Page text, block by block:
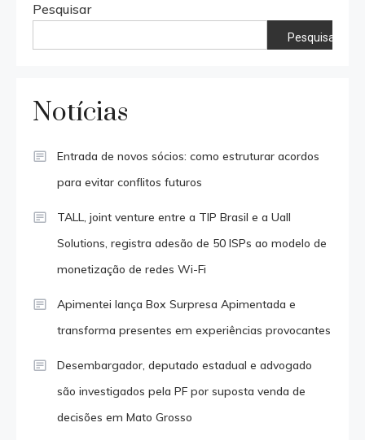
Pesquisar
Pesquisar
Notícias
Entrada de novos sócios: como estruturar acordos
para evitar conflitos futuros
TALL, joint venture entre a TIP Brasil e a Uall
Solutions, registra adesão de 50 ISPs ao modelo de
monetização de redes Wi-Fi
Apimentei lança Box Surpresa Apimentada e
transforma presentes em experiências provocantes
Desembargador, deputado estadual e advogado
são investigados pela PF por suposta venda de
decisões em Mato Grosso